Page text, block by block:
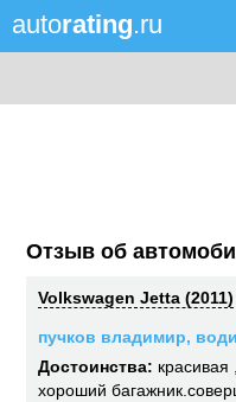
autorating.ru
Отзыв об
Volkswagen Jetta (2011)
пучков владимир,
Достоинства:
хороший